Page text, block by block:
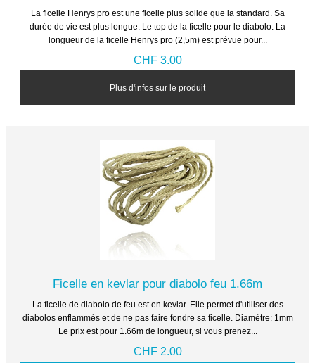
La ficelle Henrys pro est une ficelle plus solide que la standard. Sa
durée de vie est plus longue. Le top de la ficelle pour le diabolo. La
longueur de la ficelle Henrys pro (2,5m) est prévue pour...
CHF 3.00
Plus d'infos sur le produit
Ficelle en kevlar pour diabolo feu 1.66m
La ficelle de diabolo de feu est en kevlar. Elle permet d'utiliser des
diabolos enflammés et de ne pas faire fondre sa ficelle. Diamètre: 1mm
Le prix est pour 1.66m de longueur, si vous prenez...
CHF 2.00